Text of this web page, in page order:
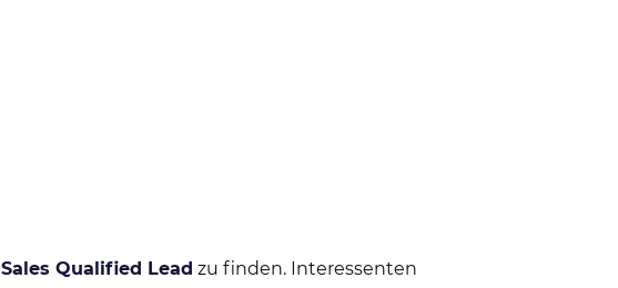
Sales Qualified Lead zu finden. Interessenten